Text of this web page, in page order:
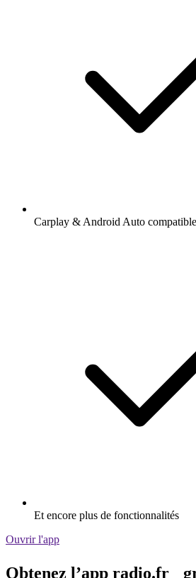
Carplay & Android Auto
Et encore plus de fonctionnalités
Ouvrir l'app
Obtenez l’app radio.fr